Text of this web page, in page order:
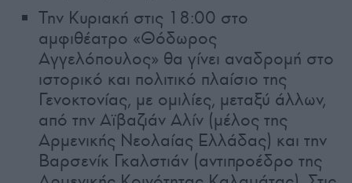
Την Κυριακή στις 18:00 στο
αμφιθέατρο «Θόδωρος
Αγγελόπουλος» θα γίνει αναδρομή στο
ιστορικό και πολιτικό πλαίσιο της
Γενοκτονίας, με ομιλίες, μεταξύ άλλων,
από την Αϊβαζιάν Αλίν (μέλος της
Αρμενικής Νεολαίας Ελλάδας) και την
Βαρσενίκ Γκαλστιάν (αντιπροέδρο της